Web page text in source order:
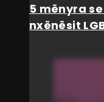
5 mënyra
nxënësit